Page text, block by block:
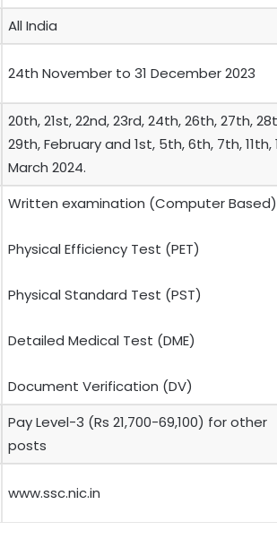
All India
24th November to 31 December 2023
20th, 21st, 22nd, 23rd, 24th, 26th, 27th,
29th, February and 1st, 5th, 6th, 7th, 11th,
March 2024.
Written examination (Computer Based)
Physical Efficiency Test (PET)
Physical Standard Test (PST)
Detailed Medical Test (DME)
Document Verification (DV)
Pay Level-3 (Rs 21,700-69,100) for other
posts
www.ssc.nic.in